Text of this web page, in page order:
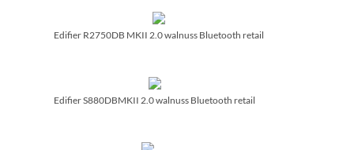
Edifier R2750DB MKII 2.0 walnuss Bluetooth retail
Edifier S880DBMKII 2.0 walnuss Bluetooth retail